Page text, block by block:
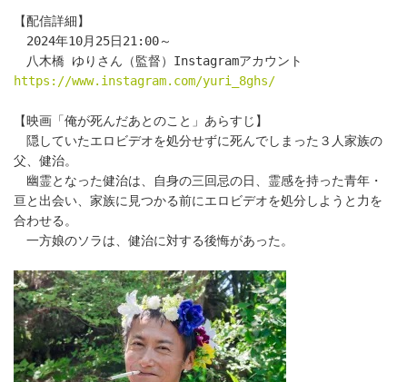
【配信詳細】
2024年10月25日21:00～
八木橋 ゆりさん（監督）Instagramアカウント
https://www.instagram.com/yuri_8ghs/
【映画「俺が死んだあとのこと」あらすじ】
隠していたエロビデオを処分せずに死んでしまった３人家族の
父、健治。
幽霊となった健治は、自身の三回忌の日、霊感を持った青年・
亘と出会い、家族に見つかる前にエロビデオを処分しようと力を
合わせる。
一方娘のソラは、健治に対する後悔があった。